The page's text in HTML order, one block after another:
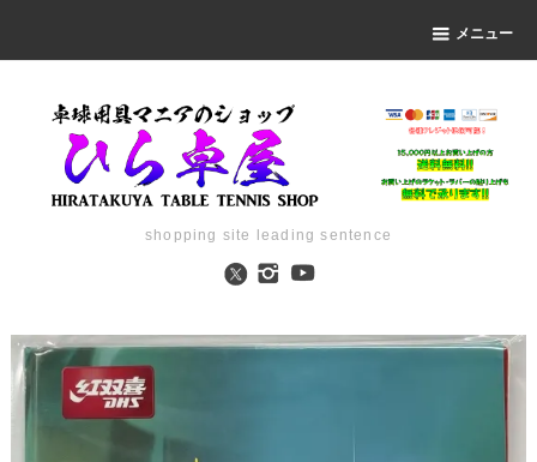
メニュー
shopping site leading sentence